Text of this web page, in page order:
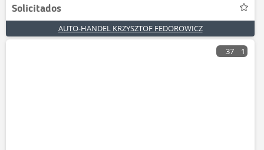
Solicitados
AUTO-HANDEL KRZYSZTOF FEDOROWICZ
37 1